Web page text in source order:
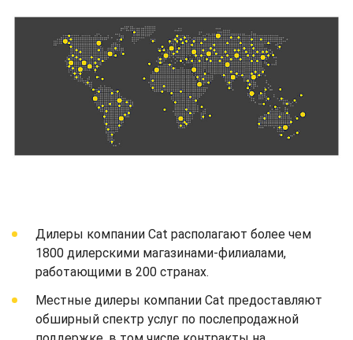
Дилеры компании Cat располагают более чем
1800 дилерскими магазинами-филиалами,
работающими в 200 странах.
Местные дилеры компании Cat предоставляют
обширный спектр услуг по послепродажной